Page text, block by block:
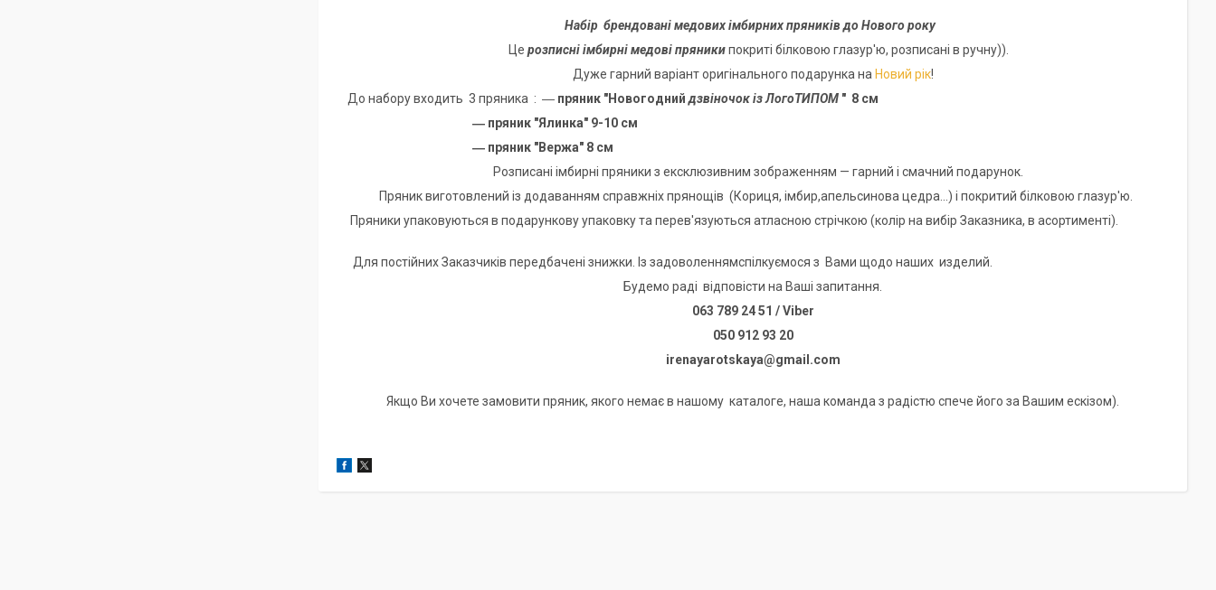
Набір брендовані медових імбирних пряників до Нового року
Це розписні імбирні медові пряникипокриті білковою глазур'ю, розписані в ручну)).
Дуже гарний варіант оригінального подарунка на Новий рік!
До набору входить 3 пряника : ― пряник "Новогоднийдзвіночок із ЛогоТИПОМ " 8 см
― пряник "Ялинка" 9-10 см
― пряник "Вержа" 8 см
Розписані імбирні пряники з ексклюзивним зображенням — гарний і смачний подарунок.
Пряник виготовлений із додаванням справжніх прянощів (Кориця, імбир,апельсинова цедра...) і покритий білковою глазур'ю.
Пряники упаковуються в подарункову упаковку та перев'язуються атласною стрічкою (колір на вибір Заказника, в асортименті).
Для постійних Заказчиків передбачені знижки. Із задоволеннямспілкуємося з Вами щодо наших изделий.
Будемо раді відповісти на Ваші запитання.
063 789 24 51 / Viber
050 912 93 20
irenayarotskaya@gmail.com
Якщо Ви хочете замовити пряник, якого немає в нашому каталоге, наша команда з радістю спече його за Вашим ескізом).